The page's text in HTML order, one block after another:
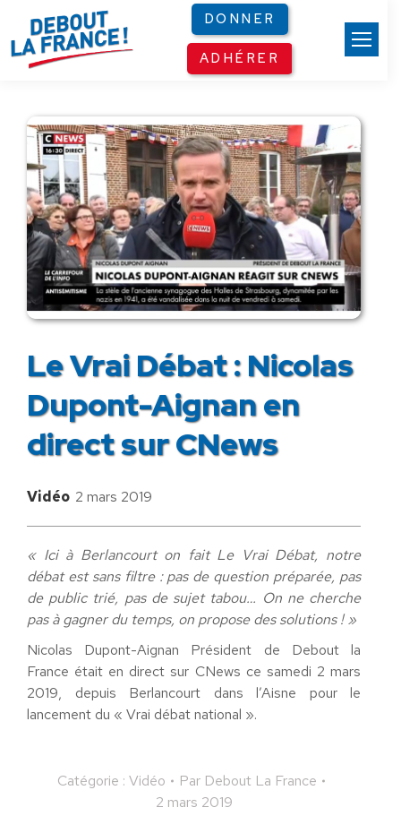
DONNER
ADHÉRER
Le Vrai Débat : Nicolas
Dupont-Aignan en
direct sur CNews
Vidéo 2 mars 2019
« Ici à Berlancourt on fait Le Vrai Débat, notre
débat est sans filtre : pas de question préparée, pas
de public trié, pas de sujet tabou… On ne cherche
pas à gagner du temps, on propose des solutions ! »
Nicolas Dupont-Aignan Président de Debout la
France était en direct sur CNews ce samedi 2 mars
2019, depuis Berlancourt dans l’Aisne pour le
lancement du « Vrai débat national ».
Catégorie : Vidéo Par Debout La France
2 mars 2019
Panneau de gestion des cookies